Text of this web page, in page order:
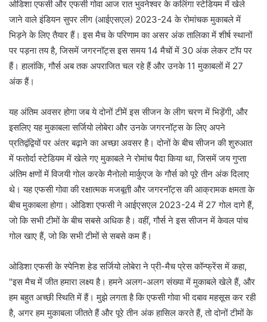
ओडिशा एफसी और एफसी गोवा आज रात भुवनेश्वर के कलिंगा स्टेडियम में खेले
जाने वाले इंडियन सुपर लीग (आईएसएल) 2023-24 के रोमांचक मुकाबले में
भिड़ने के लिए तैयार हैं। इस मैच के परिणाम का असर अंक तालिका में शीर्ष स्थानों
पर पड़ना तय है, जिसमें जगरनॉट्स इस समय 14 मैचों में 30 अंक लेकर टॉप पर
हैं। हालांकि, गौर्स अब तक अपराजित चल रहे हैं और उनके 11 मुकाबलों में 27
अंक हैं।
यह अंतिम अवसर होगा जब ये दोनों टीमें इस सीजन के लीग चरण में भिड़ेंगी, और
इसलिए यह मुकाबला सर्जियो लोबेरा और उनके जगरनॉट्स के लिए अपने
प्रतिद्वंद्वियों पर अंतर बढ़ाने का अच्छा अवसर है। दोनों के बीच सीजन की शुरुआत
में फतोर्दा स्टेडियम में खेले गए मुकाबले ने रोमांच पैदा किया था, जिसमें जय गुप्ता
अंतिम क्षणों में विजयी गोल करके मैनोलो मार्कुएज के गौर्स को पूरे तीन अंक दिलाए
थे। यह एफसी गोवा की रक्षात्मक मजबूती और जगरनॉट्स की आक्रामक क्षमता के
बीच मुकाबला होगा। ओडिशा एफसी ने आईएसएल 2023-24 में 27 गोल दागे हैं,
जो कि सभी टीमों के बीच सबसे अधिक है। वहीं, गौर्स ने इस सीजन में केवल पांच
गोल खाए हैं, जो कि सभी टीमों से सबसे कम हैं।
ओडिशा एफसी के स्पेनिश हेड सर्जियो लोबेरा ने प्री-मैच प्रेस कॉन्फ्रेंस में कहा,
"इस मैच में जीत हमारा लक्ष्य है। हमने अलग-अलग संख्या में मुकाबले खेले हैं, और
हम बहुत अच्छी स्थिति में हैं। मुझे लगता है कि एफसी गोवा भी दबाव महसूस कर रही
है, अगर हम मुकाबला जीतते हैं और पूरे तीन अंक हासिल करते हैं, तो दोनों टीमों के